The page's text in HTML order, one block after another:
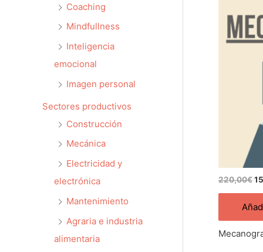
Coaching
Mindfullness
Inteligencia
emocional
Imagen personal
Sectores productivos
Construcción
Mecánica
Electricidad y
electrónica
Mantenimiento
Agraria e industria
alimentaria
220,00€